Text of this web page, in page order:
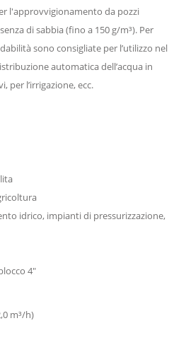
l'approvvigionamento da pozzi
di sabbia (fino a 150 g/m³). Per
sono consigliate per l’utilizzo nel
automatica dell’acqua in
per l’irrigazione, ecc.
idrico, impianti di pressurizzazione,
4"
m³/h)